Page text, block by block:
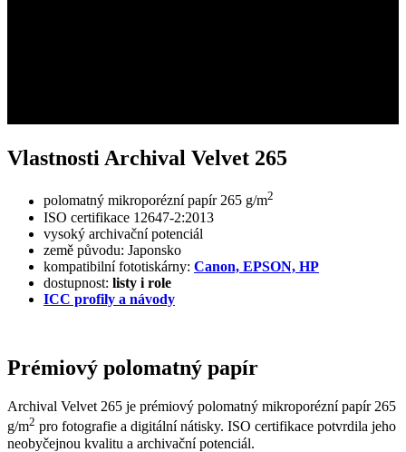
Vlastnosti Archival Velvet 265
polomatný mikroporézní papír 265 g/m2
ISO certifikace 12647-2:2013
vysoký archivační potenciál
země původu: Japonsko
kompatibilní fototiskárny: Canon, EPSON, HP
dostupnost: listy i role
ICC profily a návody
Prémiový polomatný papír
Archival Velvet 265 je prémiový polomatný mikroporézní papír 265
g/m2 pro fotografie a digitální nátisky. ISO certifikace potvrdila jeho
neobyčejnou kvalitu a archivační potenciál.